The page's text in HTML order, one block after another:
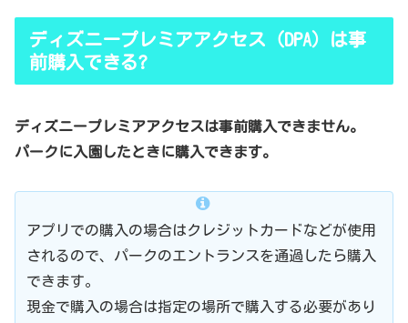
ディズニープレミアアクセス（DPA）は事
前購入できる?
ディズニープレミアアクセスは事前購入できません。
パークに入園したときに購入できます。
アプリでの購入の場合はクレジットカードなどが使用
されるので、パークのエントランスを通過したら購入
できます。
現金で購入の場合は指定の場所で購入する必要があり